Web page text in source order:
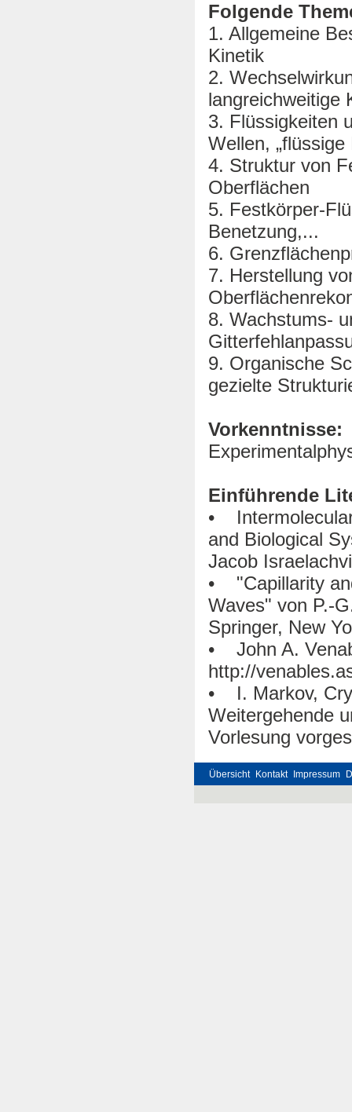
Folgende
1. Allgemeine
Kinetik
2.
langreichweitige
3. Flüssigkeiten
Wellen, „flüssige
4. Struktur von
Oberflächen
5. Festkörper-
Benetzung,...
6.
7. Herstellung
8. Wachstums-
9. Organische
gezielte
Vorkenntnisse:
Einführende
•
and Biological
Jacob
• "Capillarity
Waves" von P.-
Springer, New
• John A.
http://
• I. Markov,
Weitergehende
Vorlesung
Übersicht Kontakt Impressum